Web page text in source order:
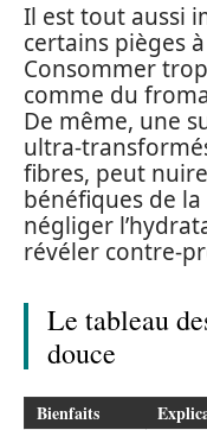
Il est tout aussi
certains pièges
Consommer
comme du
De même, une
ultra-
fibres, peut
bénéfiques de
négliger
révéler contre-
Le tableau
douce
Bienfaits